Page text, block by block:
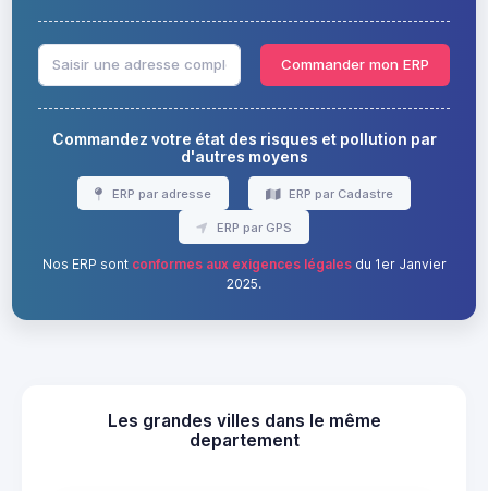
Commander mon ERP
Commandez votre état des risques et pollution par
d'autres moyens
ERP par adresse ERP par Cadastre
ERP par GPS
Nos ERP sont conformes aux exigences légalesdu 1er Janvier
2025.
Les grandes villes dans le même
departement